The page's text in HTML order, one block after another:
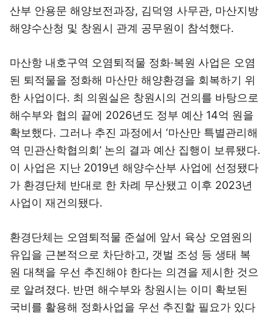
산부 안용문 해양보전과장, 김덕영 사무관, 마산지방
해양수산청 및 창원시 관계 공무원이 참석했다.
마산항 내호구역 오염퇴적물 정화·복원 사업은 오염
된 퇴적물을 정화해 마산만 해양환경을 회복하기 위
한 사업이다. 최 의원실은 창원시의 건의를 바탕으로
해수부와 협의 끝에 2026년도 정부 예산 14억 원을
확보했다. 그러나 추진 과정에서 ‘마산만 특별관리해
역 민관산학협의회’ 논의 결과 예산 집행이 보류됐다.
이 사업은 지난 2019년 해양수산부 사업에 선정됐다
가 환경단체 반대로 한 차례 무산됐고 이후 2023년
사업이 재건의됐다.
환경단체는 오염퇴적물 준설에 앞서 육상 오염원의
유입을 근본적으로 차단하고, 갯벌 조성 등 생태 복
원 대책을 우선 추진해야 한다는 의견을 제시한 것으
로 알려졌다. 반면 해수부와 창원시는 이미 확보된
국비를 활용해 정화사업을 우선 추진할 필요가 있다